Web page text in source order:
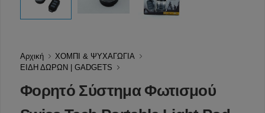
Αρχική
ΧΟΜΠΙ & ΨΥΧΑΓΩΓΙΑ
ΕΙΔΗ ΔΩΡΩΝ | GADGETS
Φορητό Σύστημα Φωτισμού